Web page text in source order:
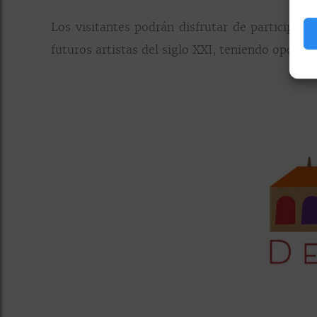
Los visitantes podrán disfrutar de participar
futuros artistas del siglo XXI, teniendo opción